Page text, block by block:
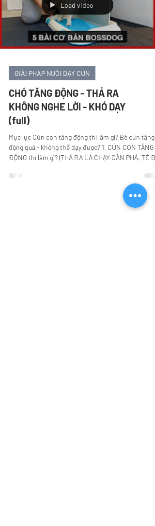
Load video
GIẢI PHÁP NUÔI DẠY CÚN
CHÓ TĂNG ĐỘNG - THẢ RA
KHÔNG NGHE LỜI - KHÓ DẠY
(full)
Mục lục Cún con tăng động thì làm gì? Bé cún tăng
động quá - không thể dạy được? 1. CÚN CON TĂNG
ĐỘNG thì làm gì? (THẢ RA LÀ CHẠY CẮN PHÁ, TÈ
động/không nghe lời thì không nên thả tự do vì cún
chưa biết nghe lệnh, càng thả càng phá + đi vệ sinh
bậy nhiều hơn. Bạn cần giữ cún trong chuồng và bắt